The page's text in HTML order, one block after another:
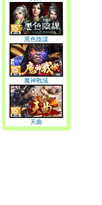
黑色陰謀
魔神戰域
天曲